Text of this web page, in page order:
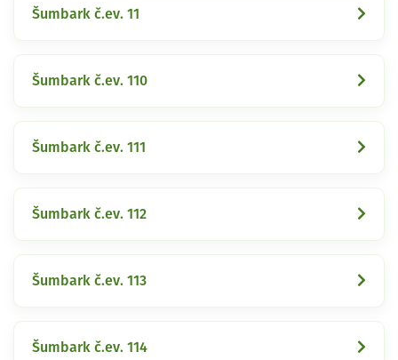
Šumbark č.ev. 11
Šumbark č.ev. 110
Šumbark č.ev. 111
Šumbark č.ev. 112
Šumbark č.ev. 113
Šumbark č.ev. 114